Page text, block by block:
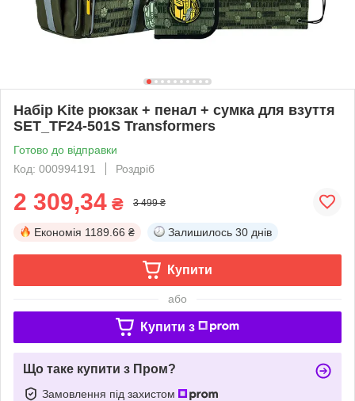
Набір Kite рюкзак + пенал + сумка для взуття
SET_TF24-501S Transformers
Готово до відправки
Код: 000994191
Роздріб
2 309,34 ₴ 3 499 ₴
Економія 1189.66 ₴ Залишилось 30 днів
Купити
або
Купити з
Що таке купити з Пром?
Замовлення під захистом